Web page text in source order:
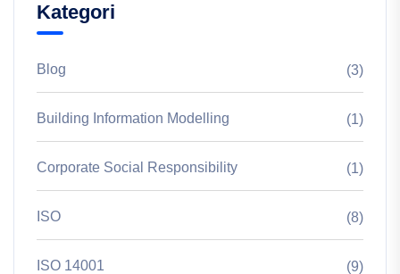
Kategori
Blog (3)
Building Information Modelling (1)
Corporate Social Responsibility (1)
ISO (8)
ISO 14001 (9)